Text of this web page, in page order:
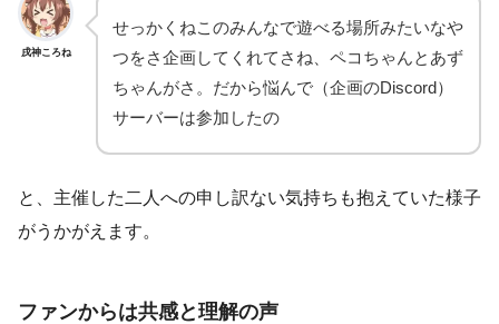
戌神ころね
せっかくねこのみんなで遊べる場所みたいなや
つをさ企画してくれてさね、ペコちゃんとあず
ちゃんがさ。だから悩んで（企画のDiscord）
サーバーは参加したの
と、主催した二人への申し訳ない気持ちも抱えていた様子
がうかがえます。
ファンからは共感と理解の声